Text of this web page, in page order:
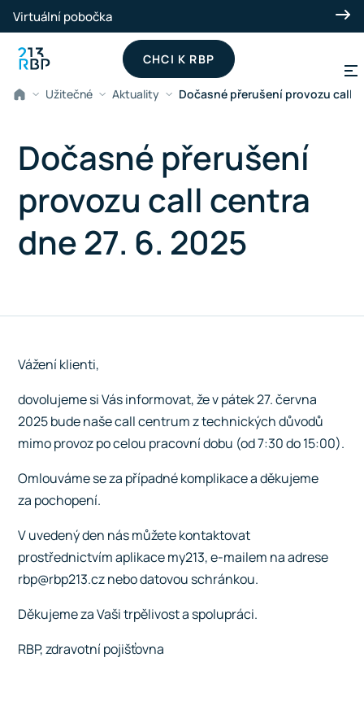
Přeskočit na hlavní obsah
Virtuální pobočka
CHCI K RBP
Užitečné Aktuality Dočasné přerušení provozu call
Dočasné přerušení
provozu call centra
dne 27. 6. 2025
Vážení klienti,
dovolujeme si Vás informovat, že v pátek 27. června
2025 bude naše call centrum z technických důvodů
mimo provoz po celou pracovní dobu (od 7:30 do 15:00).
Omlouváme se za případné komplikace a děkujeme
za pochopení.
V uvedený den nás můžete kontaktovat
prostřednictvím aplikace my213, e-mailem na adrese
rbp@rbp213.cznebo datovou schránkou.
Děkujeme za Vaši trpělivost a spolupráci.
RBP, zdravotní pojišťovna